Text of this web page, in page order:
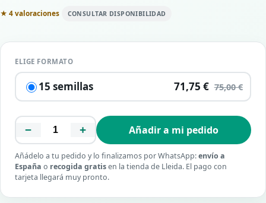
★ 4 valoraciones CONSULTAR DISPONIBILIDAD
ELIGE FORMATO
15 semillas 71,75 € 75,00 €
− + Añadir a mi pedido
Añádelo a tu pedido y lo finalizamos por WhatsApp:envío a
España o recogida gratisen la tienda de Lleida. El pago con
tarjeta llegará muy pronto.